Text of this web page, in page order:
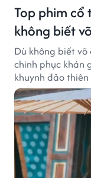
Top phim cổ
không biết
Dù không biết
chinh phục khán
khuynh đảo thiên